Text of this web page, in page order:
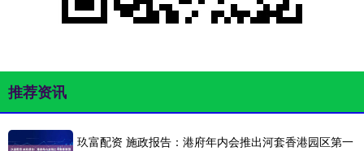
推荐资讯
玖富配资 施政报告：港府年内会推出河套香港园区第一